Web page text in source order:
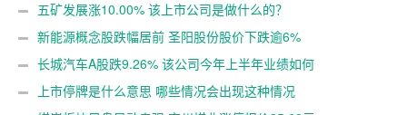
五矿发展涨10.00% 该上市公司是做什么的？
新能源概念股跌幅居前 圣阳股份股价下跌逾6%
长城汽车A股跌9.26% 该公司今年上半年业绩如何
上市停牌是什么意思 哪些情况会出现这种情况